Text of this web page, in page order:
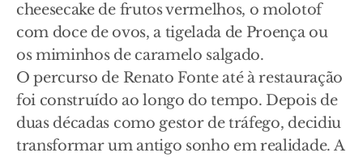
cheesecake de frutos vermelhos, o molotof
com doce de ovos, a tigelada de Proença ou
os miminhos de caramelo salgado.
O percurso de Renato Fonte até à restauração
foi construído ao longo do tempo. Depois de
duas décadas como gestor de tráfego, decidiu
transformar um antigo sonho em realidade. A